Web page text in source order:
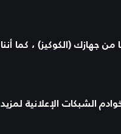
(الكوكيز) ، كما أننا
الشبكات الإعلانية لمزيد